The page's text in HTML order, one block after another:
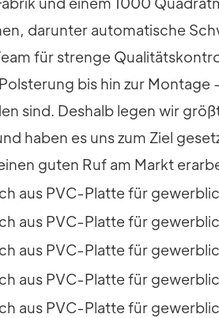
darunter automatische
für strenge
bis hin zur
sind. Deshalb legen wir
haben es uns zum Ziel
guten Ruf am Markt